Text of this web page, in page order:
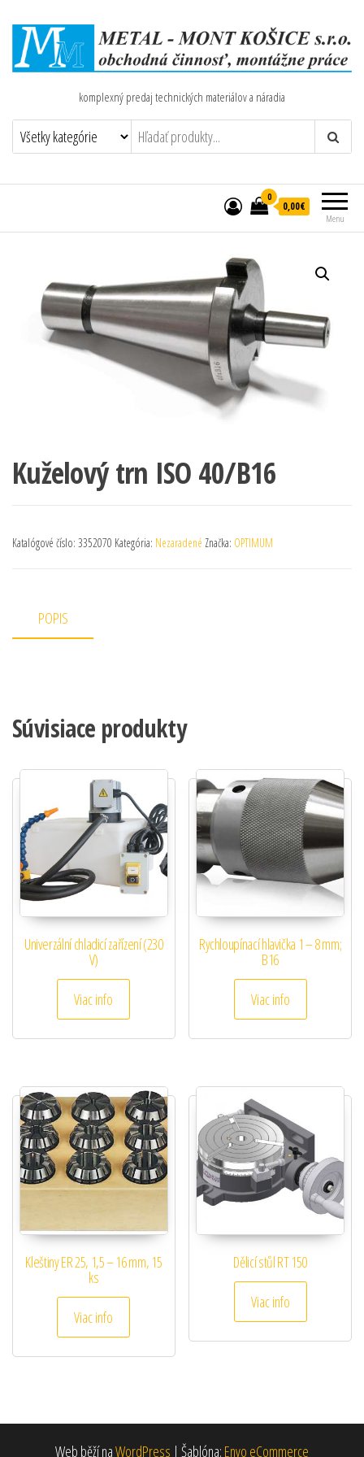
komplexný predaj technických materiálov a náradia
Menu
0
0,00€
Kuželový trn ISO 40/B16
Katalógové číslo: 3352070 Kategória: Nezaradené Značka: OPTIMUM
POPIS
Súvisiace produkty
Univerzální chladicí zařízení (230
V)
Viac info
Rychloupínací hlavička 1 – 8 mm;
B16
Viac info
Kleštiny ER 25, 1,5 – 16 mm, 15
ks
Viac info
Dělicí stůl RT 150
Viac info
Web běží naWordPress | Šablóna: Envo eCommerce